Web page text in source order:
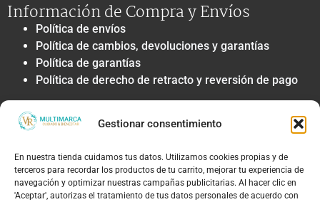
Gestionar consentimiento
En nuestra tienda cuidamos tus datos. Utilizamos cookies propias y de
terceros para recordar los productos de tu carrito, mejorar tu experiencia de
navegación y optimizar nuestras campañas publicitarias. Al hacer clic en
'Aceptar', autorizas el tratamiento de tus datos personales de acuerdo con
Información de Compra y Envíos
Política de envíos
Política de cambios, devoluciones y garantías
Política de garantías
Política de derecho de retracto y reversión de pago
Privacidad y Tratamiento de Datos
Política de privacidad y tratamiento de datos
Autorización de contacto, marketing y
comunicaciones comerciales
Política de cookies